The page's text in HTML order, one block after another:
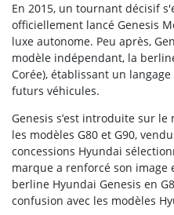
En 2015, un tournant décisif
officiellement lancé Genesis
luxe autonome. Peu après,
modèle indépendant, la
Corée), établissant un
futurs véhicules.
Genesis s’est introduite sur
les modèles G80 et G90,
concessions Hyundai
marque a renforcé son image
berline Hyundai Genesis en
confusion avec les modèles